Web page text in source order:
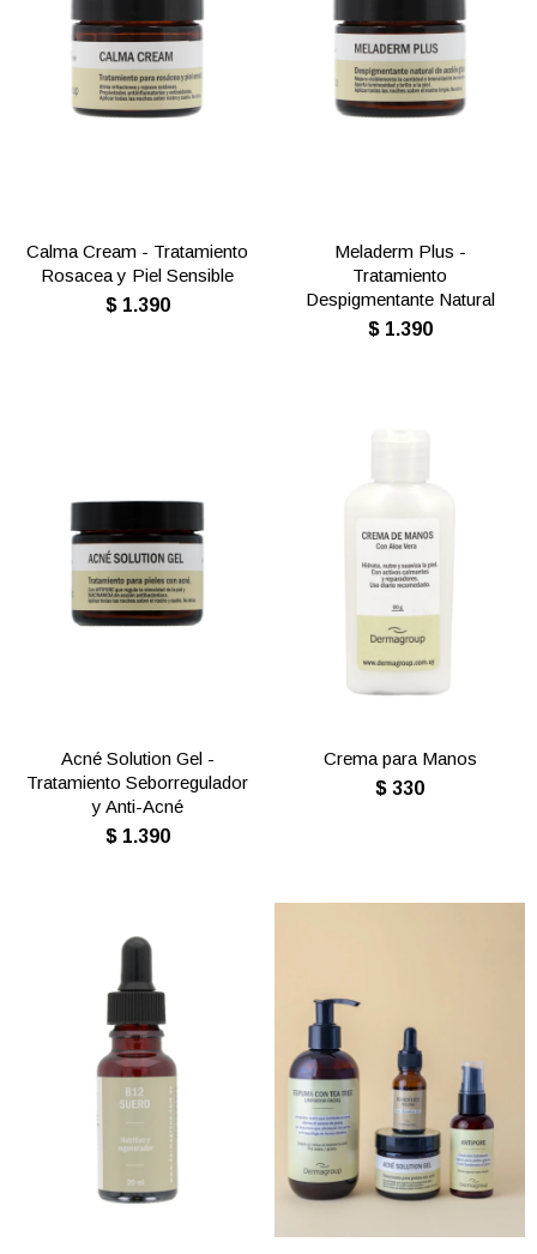
Calma Cream - Tratamiento
Rosacea y Piel Sensible
$ 1.390
Meladerm Plus -
Tratamiento
Despigmentante Natural
$ 1.390
Acné Solution Gel -
Tratamiento Seborregulador
y Anti-Acné
$ 1.390
Crema para Manos
$ 330